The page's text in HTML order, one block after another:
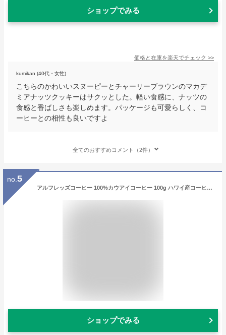
ショップでみる
価格と在庫を楽天でチェック >>
kumikan (40代・女性)
こちらのかわいいスヌーピーとチャーリーブラウンのマカデ
ミアナッツクッキーはサクッとした。軽い食感に、ナッツの
食感と香ばしさも楽しめます。パッケージも可愛らしく、コ
ーヒーとの相性も良いですよ
全てのおすすめコメント（2件）
no. 5
アルフレッズコーヒー 100%カウアイコーヒー 100g ハワイ産コーヒー カウアイ島 アラビカ種 ハワイアンコーヒー ハワイ土産 ギフト 珈琲
ショップでみる